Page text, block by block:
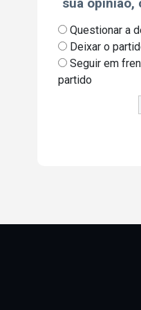
sua opinião,
Questionar a
Deixar o
Seguir em
partido